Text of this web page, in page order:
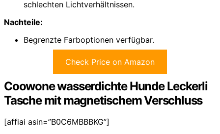
schlechten Lichtverhältnissen.
Nachteile:
Begrenzte Farboptionen verfügbar.
Check Price on Amazon
Coowone wasserdichte Hunde Leckerli
Tasche mit magnetischem Verschluss
[affiai asin=”B0C6MBBBKG”]